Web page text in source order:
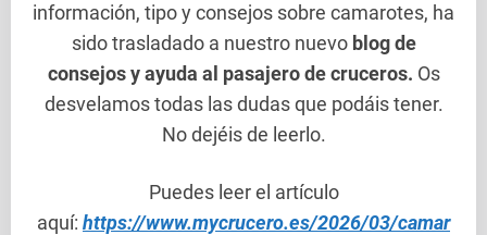
información, tipo y consejos sobre camarotes, ha
sido trasladado a nuestro nuevo blog de
consejos y ayuda al pasajero de cruceros. Os
desvelamos todas las dudas que podáis tener.
No dejéis de leerlo.
Puedes leer el artículo
aquí: https://www.mycrucero.es/2026/03/camar